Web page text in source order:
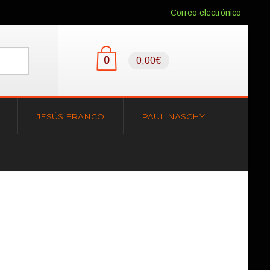
Correo electrónico
0 0,00€
JESÚS FRANCO PAUL NASCHY